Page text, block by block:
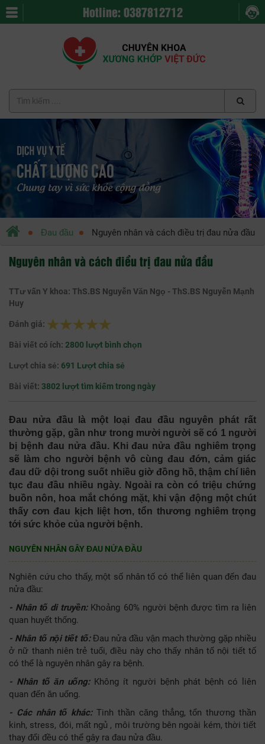
Hotline: 0387812712
Đau đầu Nguyên nhân và cách điều trị đau nửa đầu
Nguyên nhân và cách điều trị đau nửa đầu
TTư vấn Y khoa: ThS.BS Nguyễn Văn Ngọ - ThS.BS Nguyễn Mạnh
Huy
Đánh giá:
Bài viết có ích: 2800 lượt bình chọn
Lượt chia sẻ: 691 Lượt chia sẻ
Bài viết: 3802 lượt tìm kiếm trong ngày
Đau nửa đầu là một loại đau đầu nguyên phát rất
thường gặp, gần như trong mười người sẽ có 1 người
bị bệnh đau nửa đầu. Khi đau nửa đầu nghiêm trọng
sẽ làm cho người bệnh vô cùng đau đớn, cảm giác
đau dữ dội trong suốt nhiều giờ đồng hồ, thậm chí liên
tục đau đầu nhiều ngày. Ngoài ra còn có triệu chứng
buồn nôn, hoa mắt chóng mặt, khi vận động một chút
thấy cơn đau kịch liệt hơn, tổn thương nghiêm trọng
tới sức khỏe của người bệnh.
NGUYÊN NHÂN GÂY ĐAU NỬA ĐẦU
Nghiên cứu cho thấy, một số nhân tố có thể liên quan đến đau
nửa đầu:
- Nhân tố di truyền: Khoảng 60% người bệnh được tìm ra liên
quan huyết thống.
- Nhân tố nội tiết tố:Đau nửa đầu vận mạch thường gặp nhiều
ở nữ thanh niên trẻ tuổi, điều này cho thấy nhân tố nội tiết tố
có thể là nguyên nhân gây ra bệnh.
- Nhân tố ăn uống: Không ít người bệnh phát bệnh có liên
quan đến ăn uống.
- Các nhân tố khác: Tinh thần căng thẳng, tổn thương thần
kinh, stress, đói, mất ngủ , môi trường bên ngoài kém, thời tiết
thay đổi đều có thể gây ra đau nửa đầu.